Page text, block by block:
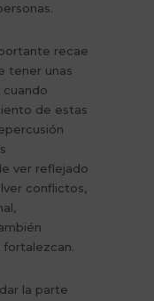
recae
tener unas
cuando
de estas
ver reflejado
conflictos,
fortalezcan.
la parte